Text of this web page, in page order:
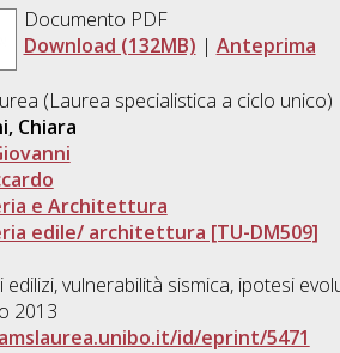
Documento PDF
Download (132MB) | Anteprima
(Laurea specialistica a ciclo unico)
Chiara
e Architettura
edile/ architettura [TU-DM509]
edilizi, vulnerabilità sismica, ipotesi
2013
id/eprint/5471